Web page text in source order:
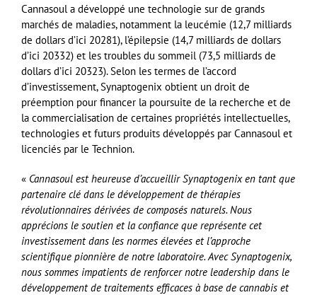
Cannasoul a développé une technologie sur de grands
marchés de maladies, notamment la leucémie (12,7 milliards
de dollars d’ici 20281), l’épilepsie (14,7 milliards de dollars
d’ici 20332) et les troubles du sommeil (73,5 milliards de
dollars d’ici 20323). Selon les termes de l’accord
d’investissement, Synaptogenix obtient un droit de
préemption pour financer la poursuite de la recherche et de
la commercialisation de certaines propriétés intellectuelles,
technologies et futurs produits développés par Cannasoul et
licenciés par le Technion.
« Cannasoul est heureuse d’accueillir Synaptogenix en tant que
partenaire clé dans le développement de thérapies
révolutionnaires dérivées de composés naturels. Nous
apprécions le soutien et la confiance que représente cet
investissement dans les normes élevées et l’approche
scientifique pionnière de notre laboratoire. Avec Synaptogenix,
nous sommes impatients de renforcer notre leadership dans le
développement de traitements efficaces à base de cannabis et